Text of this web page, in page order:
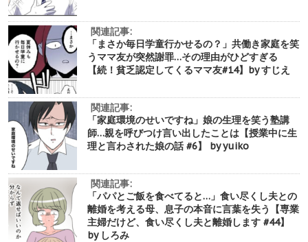
関連記事:
「まさか毎日学童行かせるの？」共働き家庭を笑
うママ友が突然謝罪…その理由がひどすぎる
【続！貧乏認定してくるママ友#14】by すじえ
関連記事:
「家庭環境のせいですね」娘の生理を笑う塾講
師…親を呼びつけ言い出したことは【授業中に生
理と言わされた娘の話 #6】 by yuiko
関連記事:
「パパとご飯を食べてると…」食い尽くし夫との
離婚を考える母、息子の本音に言葉を失う【専業
主婦だけど、食い尽くし夫と離婚します #44】
by しろみ